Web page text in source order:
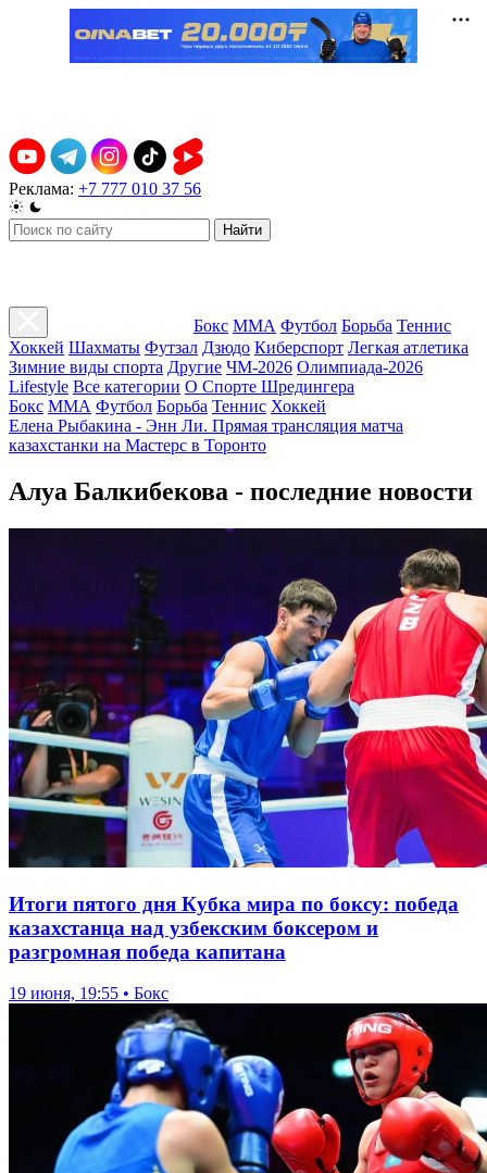
Реклама: +7 777 010 37 56
Найти
Бокс ММА Футбол Борьба Теннис
Хоккей Шахматы Футзал Дзюдо Киберспорт Легкая атлетика
Зимние виды спорта Другие ЧМ-2026 Олимпиада-2026
Lifestyle Все категории О Спорте Шредингера
Бокс ММА Футбол Борьба Теннис Хоккей
Елена Рыбакина - Энн Ли. Прямая трансляция матча
казахстанки на Мастерс в Торонто
Алуа Балкибекова - последние новости
Итоги пятого дня Кубка мира по боксу: победа
казахстанца над узбекским боксером и
разгромная победа капитана
19 июня, 19:55 • Бокс